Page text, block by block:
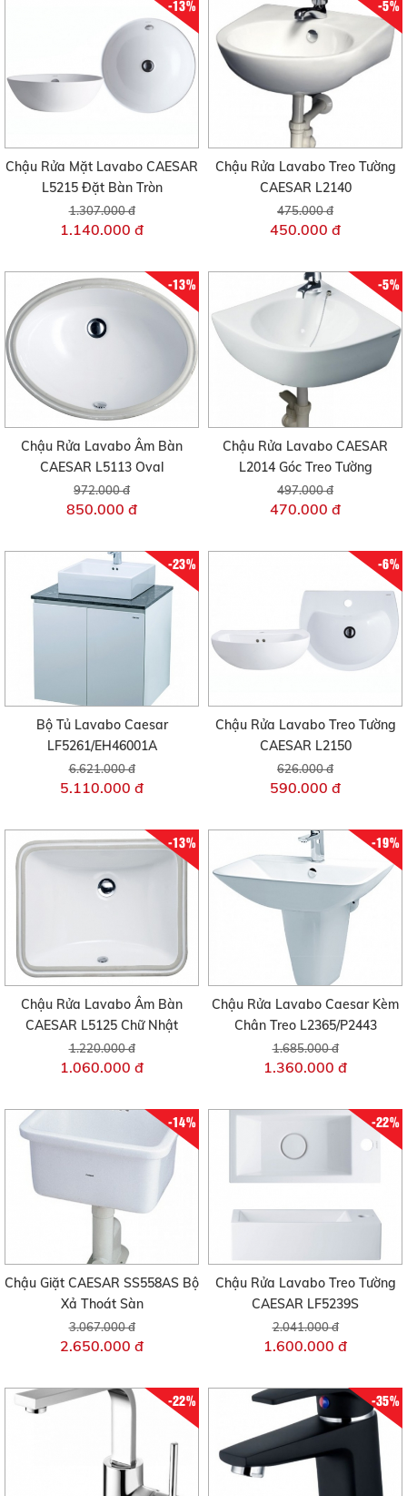
-13%
Chậu Rửa Mặt Lavabo CAESAR
L5215 Đặt Bàn Tròn
1.307.000 đ
1.140.000 đ
-5%
Chậu Rửa Lavabo Treo Tường
CAESAR L2140
475.000 đ
450.000 đ
-13%
Chậu Rửa Lavabo Âm Bàn
CAESAR L5113 Oval
972.000 đ
850.000 đ
-5%
Chậu Rửa Lavabo CAESAR
L2014 Góc Treo Tường
497.000 đ
470.000 đ
-23%
Bộ Tủ Lavabo Caesar
LF5261/EH46001A
6.621.000 đ
5.110.000 đ
-6%
Chậu Rửa Lavabo Treo Tường
CAESAR L2150
626.000 đ
590.000 đ
-13%
Chậu Rửa Lavabo Âm Bàn
CAESAR L5125 Chữ Nhật
1.220.000 đ
1.060.000 đ
-19%
Chậu Rửa Lavabo Caesar Kèm
Chân Treo L2365/P2443
1.685.000 đ
1.360.000 đ
-14%
Chậu Giặt CAESAR SS558AS Bộ
Xả Thoát Sàn
3.067.000 đ
2.650.000 đ
-22%
Chậu Rửa Lavabo Treo Tường
CAESAR LF5239S
2.041.000 đ
1.600.000 đ
-22% -35%